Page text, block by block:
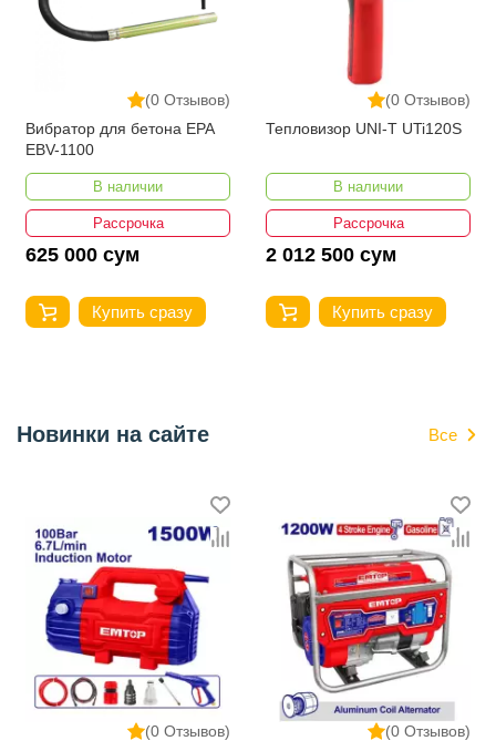
(0 Отзывов)
Вибратор для бетона EPA
EBV-1100
В наличии
Рассрочка
625 000 сум
Купить сразу
(0 Отзывов)
Тепловизор UNI-T UTi120S
В наличии
Рассрочка
2 012 500 сум
Купить сразу
Новинки на сайте Все
(0 Отзывов)
(0 Отзывов)